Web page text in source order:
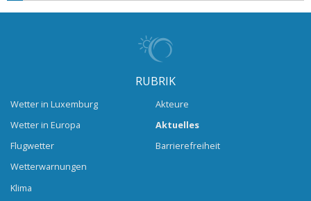
RUBRIK
Wetter in Luxemburg
Wetter in Europa
Flugwetter
Wetterwarnungen
Klima
Akteure
Aktuelles
Barrierefreiheit